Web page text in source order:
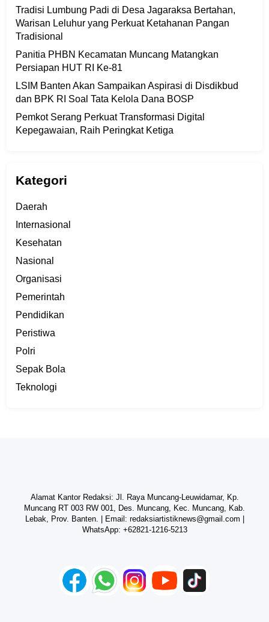
Tradisi Lumbung Padi di Desa Jagaraksa Bertahan,
Warisan Leluhur yang Perkuat Ketahanan Pangan
Tradisional
Panitia PHBN Kecamatan Muncang Matangkan
Persiapan HUT RI Ke-81
LSIM Banten Akan Sampaikan Aspirasi di Disdikbud
dan BPK RI Soal Tata Kelola Dana BOSP
Pemkot Serang Perkuat Transformasi Digital
Kepegawaian, Raih Peringkat Ketiga
Kategori
Daerah
Internasional
Kesehatan
Nasional
Organisasi
Pemerintah
Pendidikan
Peristiwa
Polri
Sepak Bola
Teknologi
Alamat Kantor Redaksi: Jl. Raya Muncang-Leuwidamar, Kp.
Muncang RT 003 RW 001, Des. Muncang, Kec. Muncang, Kab.
Lebak, Prov. Banten. | Email: redaksiartistiknews@gmail.com
WhatsApp: +62821-1216-5213